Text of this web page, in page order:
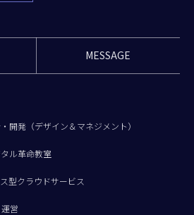
MESSAGE
開発（デザイン＆マネジメント）
ル革命教室
型クラウドサービス
営